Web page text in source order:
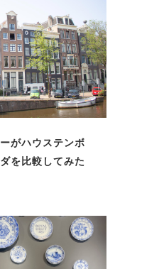
がハウステンボ
を比較してみた